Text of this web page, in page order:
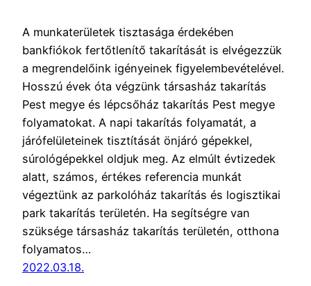
A munkaterületek tisztasága érdekében
bankfiókok fertőtlenítő takarítását is elvégezzük
a megrendelőink igényeinek figyelembevételével.
Hosszú évek óta végzünk társasház takarítás
Pest megye és lépcsőház takarítás Pest megye
folyamatokat. A napi takarítás folyamatát, a
járófelületeinek tisztítását önjáró gépekkel,
súrológépekkel oldjuk meg. Az elmúlt évtizedek
alatt, számos, értékes referencia munkát
végeztünk az parkolóház takarítás és logisztikai
park takarítás területén. Ha segítségre van
szüksége társasház takarítás területén, otthona
folyamatos…
2022.03.18.